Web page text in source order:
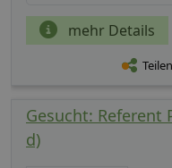
mehr Details
Teilen
Gesucht: Referent
d)